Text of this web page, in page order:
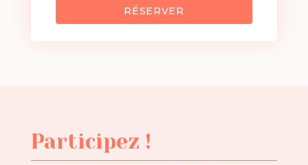
RÉSERVER
Participez !